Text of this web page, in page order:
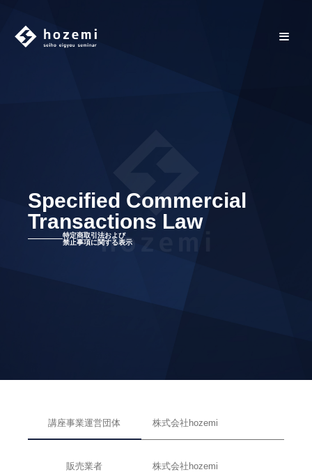
Specified Commercial
Transactions Law
特定商取引法および
禁止事項に関する表示
講座事業運営団体 株式会社hozemi
販売業者 株式会社hozemi